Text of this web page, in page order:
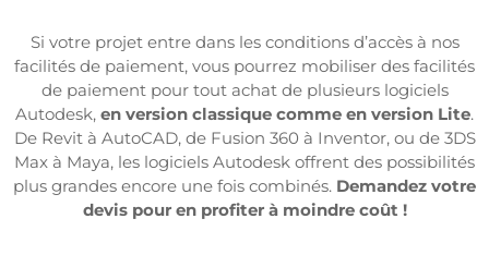
Si votre projet entre dans les conditions d’accès à nos
facilités de paiement, vous pourrez mobiliser des facilités
de paiement pour tout achat de plusieurs logiciels
Autodesk, en version classique comme en version Lite.
De Revit à AutoCAD, de Fusion 360 à Inventor, ou de 3DS
Max à Maya, les logiciels Autodesk offrent des possibilités
plus grandes encore une fois combinés. Demandez votre
devis pour en profiter à moindre coût !